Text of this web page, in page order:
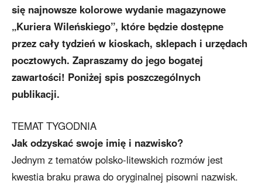
się najnowsze kolorowe wydanie magazynowe
„Kuriera Wileńskiego”, które będzie dostępne
przez cały tydzień w kioskach, sklepach i urzędach
pocztowych. Zapraszamy do jego bogatej
zawartości! Poniżej spis poszczególnych
publikacji.
TEMAT TYGODNIA
Jak odzyskać swoje imię i nazwisko?
Jednym z tematów polsko-litewskich rozmów jest
kwestia braku prawa do oryginalnej pisowni nazwisk.